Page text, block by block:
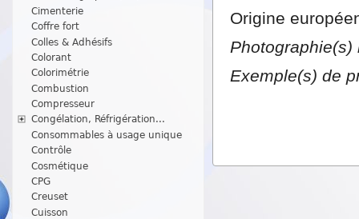
Cimenterie
Coffre fort
Colles & Adhésifs
Colorant
Colorimétrie
Combustion
Compresseur
Congélation, Réfrigération...
Consommables à usage unique
Contrôle
Cosmétique
CPG
Creuset
Cuisson
Origine
Exemple(s) de